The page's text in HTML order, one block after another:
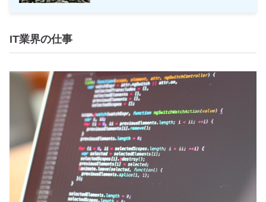
IT業界の仕事